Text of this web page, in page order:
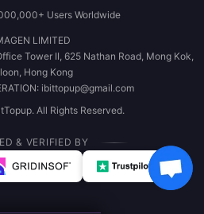
Users Worldwide
LIMITED
Tower II, 625 Nathan Road, Mong Kok,
Hong Kong
ibittopup@gmail.com
All Rights Reserved.
& VERIFIED BY